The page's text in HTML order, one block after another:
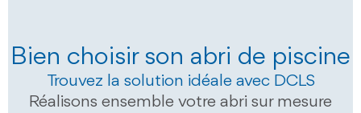
Bien choisir son abri de piscine
Trouvez la solution idéale avec DCLS
Réalisons ensemble votre abri sur mesure